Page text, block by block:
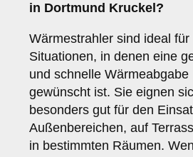
in Dortmund Kruckel?
Wärmestrahler sind ideal für
Situationen, in denen eine
und schnelle Wärmeabgabe
gewünscht ist. Sie eignen
besonders gut für den
Außenbereichen, auf
in bestimmten Räumen.